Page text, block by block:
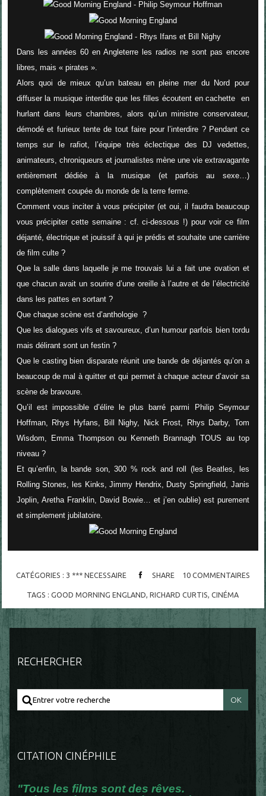
Dans les années 60 en Angleterre les radios ne sont pas encore
libres, mais « pirates ».
Alors quoi de mieux qu’un bateau en pleine mer du Nord pour
diffuser la musique interdite que les filles écoutent en cachette en
hurlant dans leurs chambres, alors qu’un ministre conservateur,
démodé et furieux tente de tout faire pour l’interdire ? Pendant ce
temps sur le rafiot, l’équipe très éclectique des DJ vedettes,
animateurs, chroniqueurs et journalistes mène une vie extravagante
entièrement dédiée à la musique (et parfois au sexe…)
complètement coupée du monde de la terre ferme.
Comment vous inciter à vous précipiter (et oui, il faudra beaucoup
vous précipiter cette semaine : cf. ci-dessous !) pour voir ce film
déjanté, électrique et jouissif à qui je prédis et souhaite une carrière
de film culte ?
Que la salle dans laquelle je me trouvais lui a fait une ovation et
que chacun avait un sourire d’une oreille à l’autre et de l’électricité
dans les pattes en sortant ?
Que chaque scène est d’anthologie ?
Que les dialogues vifs et savoureux, d’un humour parfois bien tordu
mais délirant sont un festin ?
Que le casting bien disparate réunit une bande de déjantés qu’on a
beaucoup de mal à quitter et qui permet à chaque acteur d’avoir sa
scène de bravoure.
Qu’il est impossible d’élire le plus barré parmi Philip Seymour
Hoffman, Rhys Hyfans, Bill Nighy, Nick Frost, Rhys Darby, Tom
Wisdom, Emma Thompson ou Kenneth Brannagh TOUS au top
niveau ?
Et qu’enfin, la bande son, 300 % rock and roll (les Beatles, les
Rolling Stones, les Kinks, Jimmy Hendrix, Dusty Springfield, Janis
Joplin, Aretha Franklin, David Bowie… et j’en oublie) est purement
et simplement jubilatoire.
CATÉGORIES : 3 *** NECESSAIRE SHARE 10 COMMENTAIRES
TAGS :GOOD MORNING ENGLAND ,RICHARD CURTIS ,CINÉMA
RECHERCHER
CITATION CINÉPHILE
"Tous les films sont des rêves.